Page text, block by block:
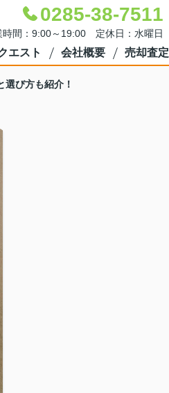
0285-38-7511
時間：9:00～19:00 定休日：水曜日
エスト 会社概要 売却査定
び方も紹介！